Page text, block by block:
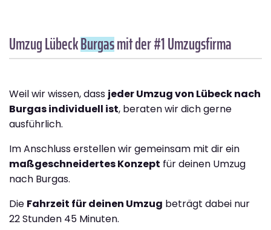
Umzug LübeckBurgasmit der #1 Umzugsfirma
Weil wir wissen, dass jeder Umzug von Lübeck nach
Burgas individuell ist, beraten wir dich gerne
ausführlich.
Im Anschluss erstellen wir gemeinsam mit dir ein
maßgeschneidertes Konzept für deinen Umzug
nach Burgas.
Die Fahrzeit für deinen Umzug beträgt dabei nur
22 Stunden 45 Minuten.